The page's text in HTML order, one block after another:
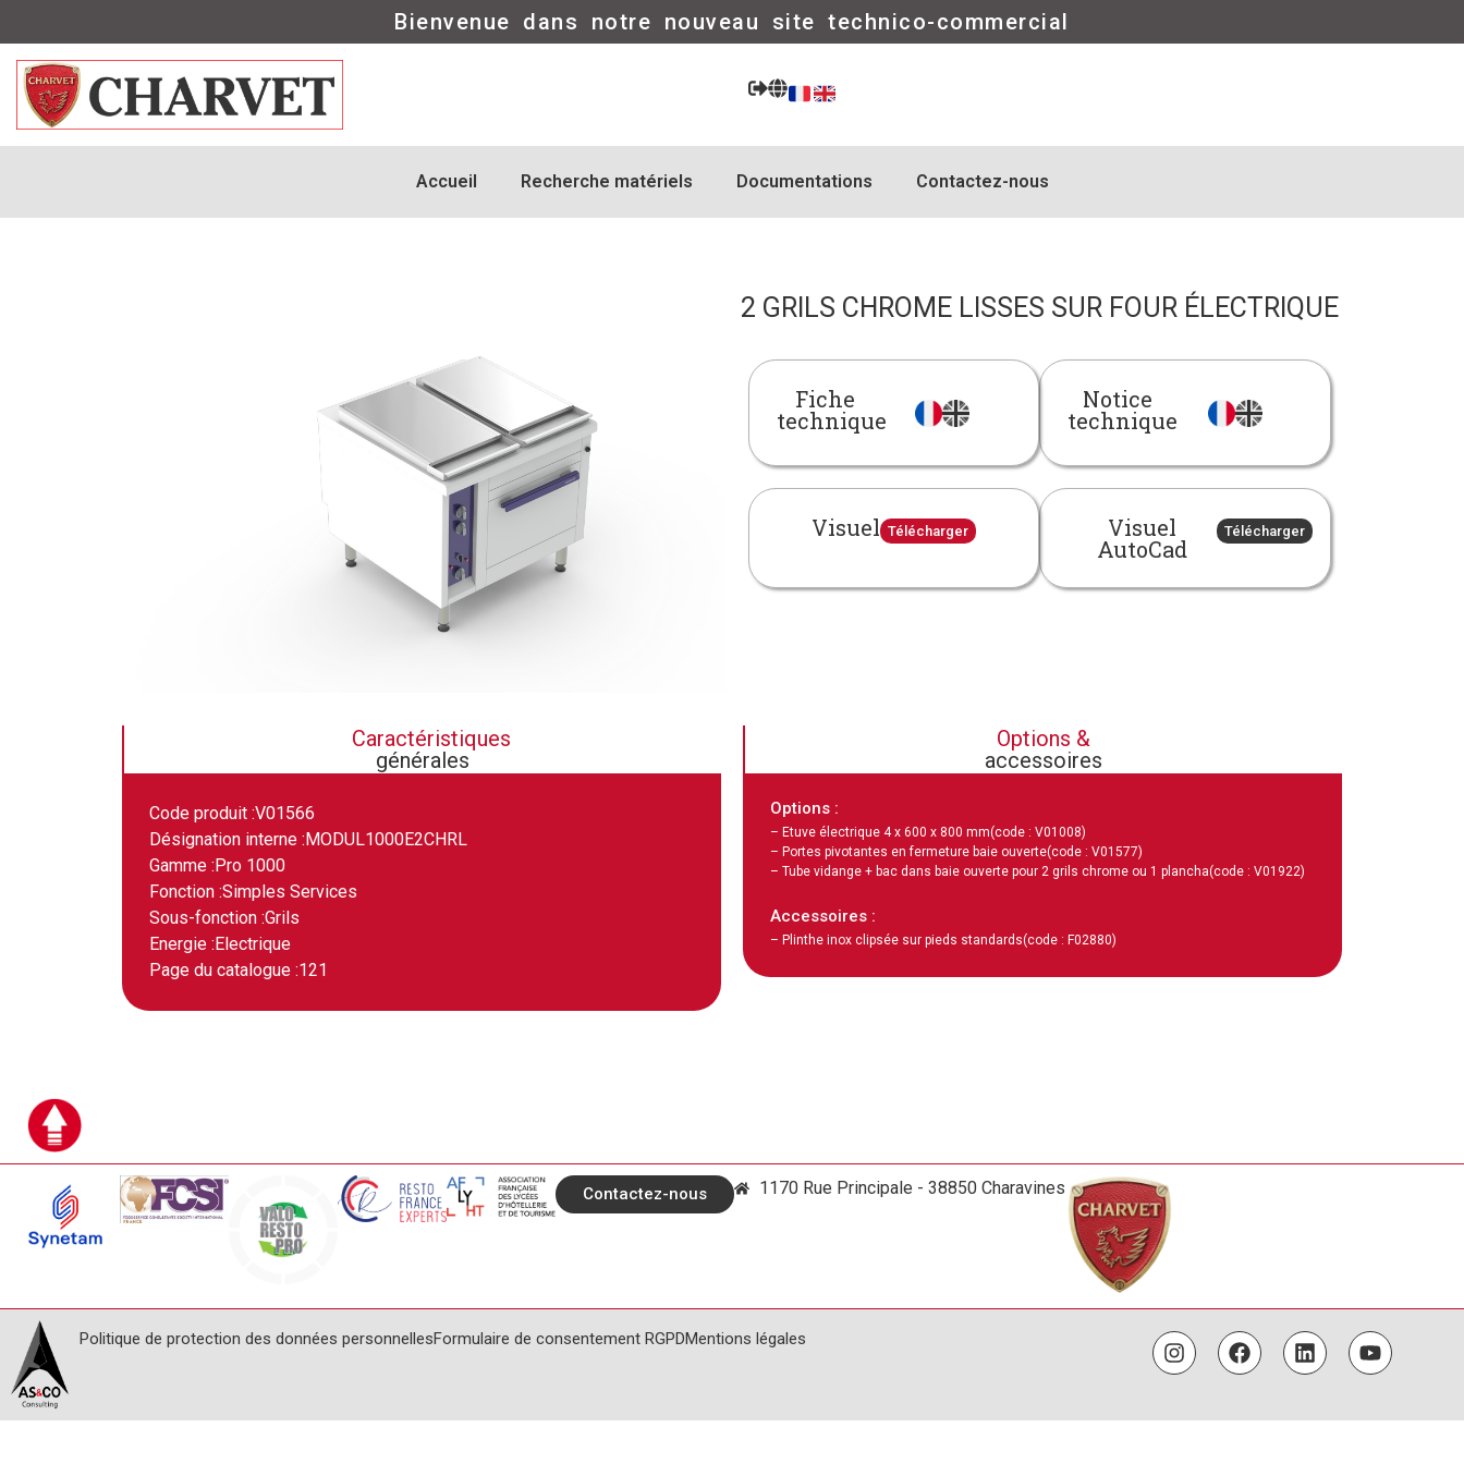
Bienvenue dans notre nouveau site technico-commercial
Accueil Recherche matériels Documentations Contactez-nous
2 GRILS CHROME LISSES SUR FOUR ÉLECTRIQUE
Fiche
technique
Notice
technique
Visuel Télécharger Visuel
AutoCad
Télécharger
Caractéristiques
générales
Code produit :V01566
Désignation interne : MODUL1000E2CHRL
Gamme : Pro 1000
Fonction :Simples Services
Sous-fonction :Grils
Energie : Electrique
Page du catalogue :121
Options &
accessoires
Options :
– Etuve électrique 4 x 600 x 800 mm(code : V01008)
– Portes pivotantes en fermeture baie ouverte(code : V01577)
– Tube vidange + bac dans baie ouverte pour 2 grils chrome ou 1 plancha(code : V01922)
Accessoires :
– Plinthe inox clipsée sur pieds standards(code : F02880)
Contactez-nous 1170 Rue Principale - 38850 Charavines
Politique de protection des données personnellesFormulaire de consentement RGPDMentions légales